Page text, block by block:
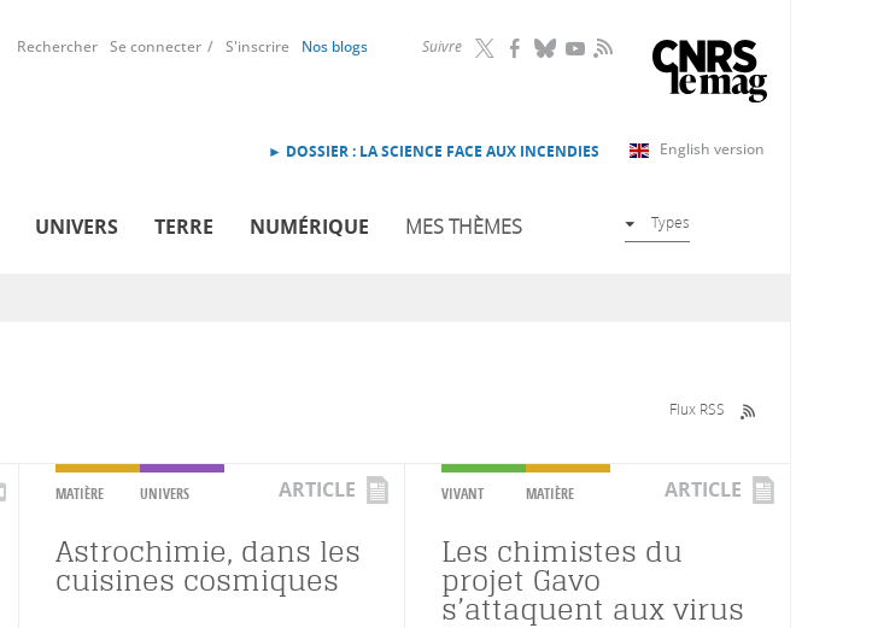
Suivre RSS
Rechercher Se connecter S'inscrire Nos blogs
English version
► DOSSIER : LA SCIENCE FACE AUX INCENDIES
UNIVERS TERRE NUMÉRIQUE MES THÈMES Types
Flux RSS
MATIÈRE UNIVERS ARTICLE
Astrochimie, dans les
cuisines cosmiques
VIVANT MATIÈRE ARTICLE
Les chimistes du
projet Gavo
s’attaquent aux virus